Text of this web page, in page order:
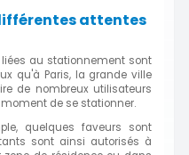
attentes
au stationnement sont
qu'à Paris, la grande ville
de nombreux utilisateurs
de se stationner.
quelques faveurs sont
sont ainsi autorisés à